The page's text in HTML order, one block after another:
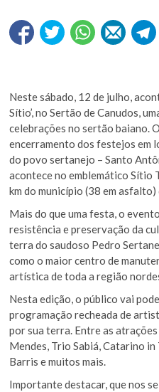
Neste sábado, 12 de julho,
Sítio’, no Sertão de Canudos,
celebrações no sertão baiano.
encerramento dos festejos em
do povo sertanejo – Santo
acontece no emblemático Sítio
km do município (38 em asfalto)
Mais do que uma festa, o
resistência e preservação da
terra do saudoso Pedro
como o maior centro de
artística de toda a região
Nesta edição, o público vai
programação recheada de
por sua terra. Entre as
Mendes, Trio Sabiá, Catarino
Barris e muitos mais.
Importante destacar, que nos